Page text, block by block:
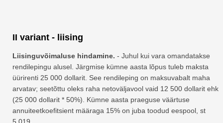
II variant - liising
Liisinguvõimaluse hindamine. - Juhul kui vara omandatakse
rendilepingu alusel. Järgmise kümne aasta lõpus tuleb maksta
üürirenti 25 000 dollarit. See rendileping on maksuvabalt maha
arvatav; seetõttu oleks raha netoväljavool vaid 12 500 dollarit ehk
(25 000 dollarit * 50%). Kümne aasta praeguse väärtuse
annuiteetkoefitsient määraga 15% on juba toodud eespool, st